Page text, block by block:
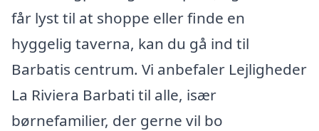
får lyst til at shoppe eller finde en
hyggelig taverna, kan du gå ind til
Barbatis centrum. Vi anbefaler Lejligheder
La Riviera Barbati til alle, især
børnefamilier, der gerne vil bo